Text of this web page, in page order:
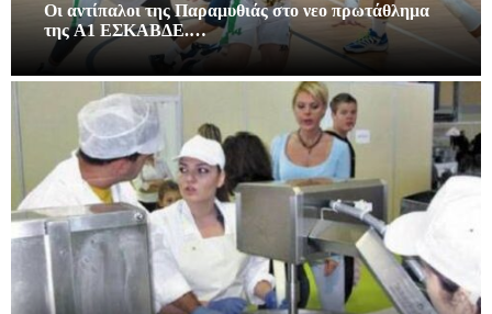
Οι αντίπαλοι της Παραμυθιάς στο νεο πρωτάθλημα
της A1 ΕΣΚΑΒΔΕ.…